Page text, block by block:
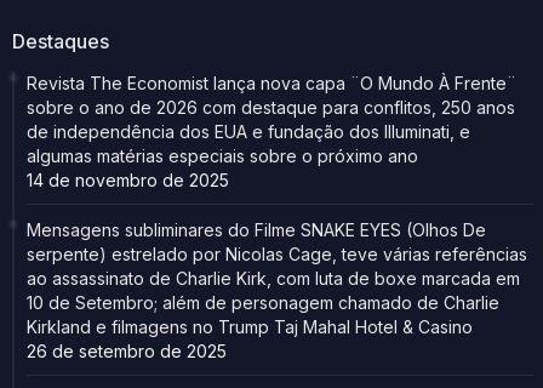
Destaques
Revista The Economist lança nova capa ¨O Mundo À Frente¨
sobre o ano de 2026 com destaque para conflitos, 250 anos
de independência dos EUA e fundação dos Illuminati, e
algumas matérias especiais sobre o próximo ano
14 de novembro de 2025
Mensagens subliminares do Filme SNAKE EYES (Olhos De
serpente) estrelado por Nicolas Cage, teve várias referências
ao assassinato de Charlie Kirk, com luta de boxe marcada em
10 de Setembro; além de personagem chamado de Charlie
Kirkland e filmagens no Trump Taj Mahal Hotel & Casino
26 de setembro de 2025